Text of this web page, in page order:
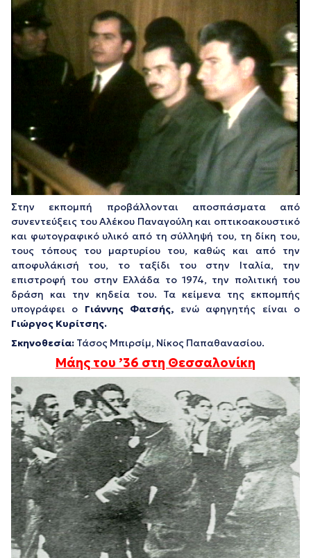
Στην εκπομπή προβάλλονται αποσπάσματα από
συνεντεύξεις του Αλέκου Παναγούλη και οπτικοακουστικό
και φωτογραφικό υλικό από τη σύλληψή του, τη δίκη του,
τους τόπους του μαρτυρίου του, καθώς και από την
αποφυλάκισή του, το ταξίδι του στην Ιταλία, την
επιστροφή του στην Ελλάδα το 1974, την πολιτική του
δράση και την κηδεία του. Τα κείμενα της εκπομπής
υπογράφει ο Γιάννης Φατσής, ενώ αφηγητής είναι ο
Γιώργος Κυρίτσης.
Σκηνοθεσία: Τάσος Μπιρσίμ, Νίκος Παπαθανασίου.
Μάης του ’36 στη Θεσσαλονίκη